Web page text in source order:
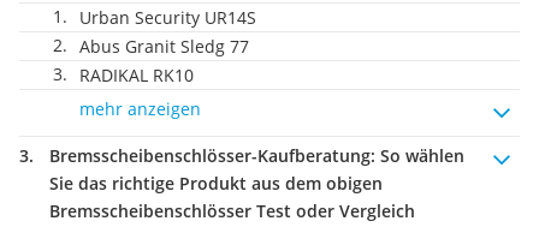
Urban Security UR14S
Abus Granit Sledg 77
RADIKAL RK10
mehr anzeigen
Bremsscheibenschlösser-Kaufberatung: So wählen
Sie das richtige Produkt aus dem obigen
Bremsscheibenschlösser Test oder Vergleich